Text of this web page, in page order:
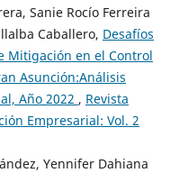
Sanie Rocío Ferreira
Caballero, Desafíos
Mitigación en el Control
Asunción:Análisis
Año 2022 , Revista
Empresarial: Vol. 2
Yennifer Dahiana